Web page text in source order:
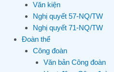
Văn kiện
Nghị quyết 57-NQ/TW
Nghị quyết 71-NQ/TW
Đoàn thể
Công đoàn
Văn bản Công đoàn